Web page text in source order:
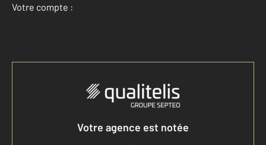
Votre compte :
Accéder à mon compte
Votre agence est notée